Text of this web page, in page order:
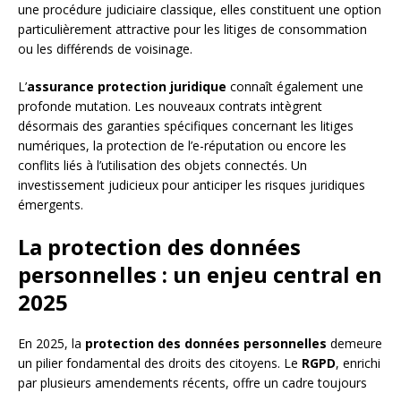
une procédure judiciaire classique, elles constituent une option
particulièrement attractive pour les litiges de consommation
ou les différends de voisinage.
L’assurance protection juridique connaît également une
profonde mutation. Les nouveaux contrats intègrent
désormais des garanties spécifiques concernant les litiges
numériques, la protection de l’e-réputation ou encore les
conflits liés à l’utilisation des objets connectés. Un
investissement judicieux pour anticiper les risques juridiques
émergents.
La protection des données
personnelles : un enjeu central en
2025
En 2025, la protection des données personnelles demeure
un pilier fondamental des droits des citoyens. Le RGPD, enrichi
par plusieurs amendements récents, offre un cadre toujours